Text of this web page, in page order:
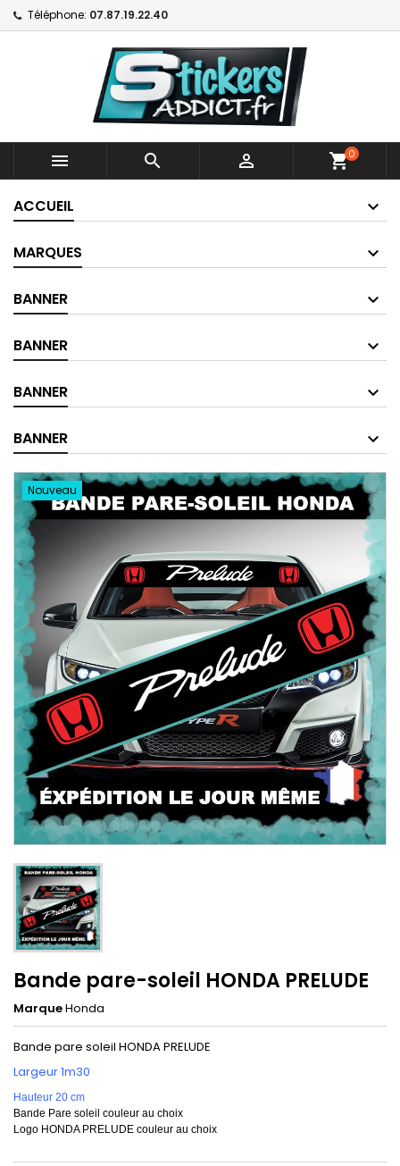
Téléphone: 07.87.19.22.40
   shopping_cart0
ACCUEIL
MARQUES
BANNER
BANNER
BANNER
BANNER
Nouveau
Bande pare-soleil HONDA PRELUDE
MarqueHonda
Bande pare soleil HONDA PRELUDE
Largeur 1m30
Hauteur 20 cm
Bande Pare soleil couleur au choix
Logo HONDA PRELUDE couleur au choix